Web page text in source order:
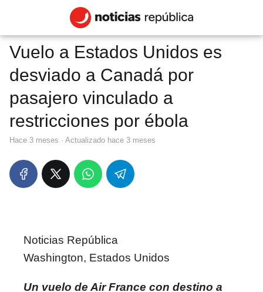
Vuelo a Estados Unidos es
desviado a Canadá por
pasajero vinculado a
restricciones por ébola
hace 3 meses · Actualizado hace 3 meses
Noticias República
Washington, Estados Unidos
Un vuelo de Air France con destino a